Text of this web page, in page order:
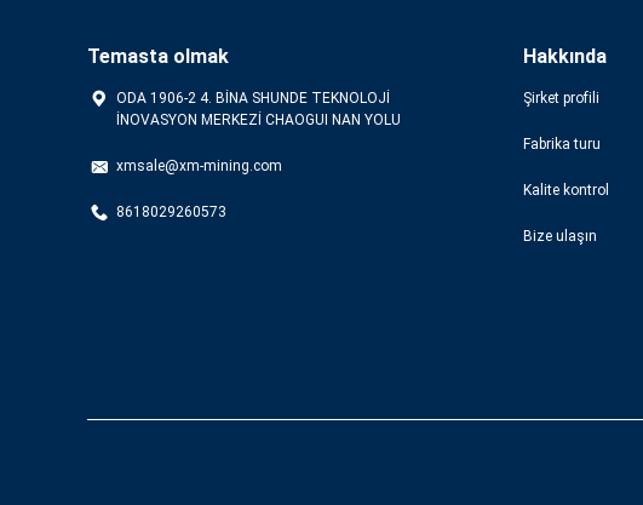
Temasta olmak
ODA 1906-2 4. BİNA SHUNDE TEKNOLOJİ
İNOVASYON MERKEZİ CHAOGUI NAN YOLU
xmsale@xm-mining.com
8618029260573
Hakkında
Şirket profili
Fabrika turu
Kalite kontrol
Bize ulaşın